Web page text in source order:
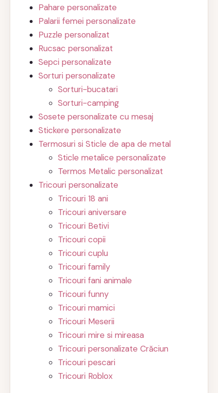
Pahare personalizate
Palarii femei personalizate
Puzzle personalizat
Rucsac personalizat
Sepci personalizate
Sorturi personalizate
Sorturi-bucatari
Sorturi-camping
Sosete personalizate cu mesaj
Stickere personalizate
Termosuri si Sticle de apa de metal
Sticle metalice personalizate
Termos Metalic personalizat
Tricouri personalizate
Tricouri 18 ani
Tricouri aniversare
Tricouri Betivi
Tricouri copii
Tricouri cuplu
Tricouri family
Tricouri fani animale
Tricouri funny
Tricouri mamici
Tricouri Meserii
Tricouri mire si mireasa
Tricouri personalizate Crăciun
Tricouri pescari
Tricouri Roblox